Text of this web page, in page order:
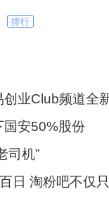
排行
创业Club频道全
安50%股份
司机”
日 淘粉吧不仅